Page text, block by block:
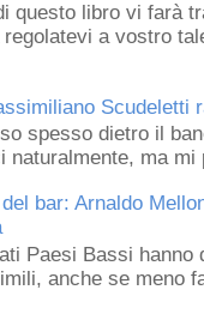
questo libro vi farà
regolatevi a vostro
spesso dietro il
naturalmente, ma mi
del bar: Arnaldo
Paesi Bassi
anche se meno